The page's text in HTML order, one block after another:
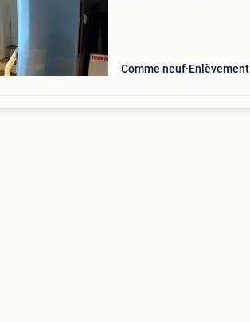
Comme neuf Enlèvement